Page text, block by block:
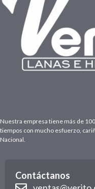
Nuestra empresa tiene más de
tiempos con mucho esfuerzo,
Nacional.
Contáctanos